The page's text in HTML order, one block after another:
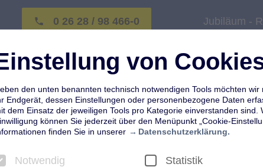
Einstellung von
den unten benannten technisch notwendigen Tools möchten
Endgerät, dessen Einstellungen oder personenbezogene Daten
dem Einsatz der jeweiligen Tools pro Kategorie einverstanden
können Sie jederzeit über den Menüpunkt „Cookie-
finden Sie in unserer
Datenschutzerklärung.
Notwendig Statistik
phone 0 26 28 / 98 466-0 Jubiläum -
Industrietore